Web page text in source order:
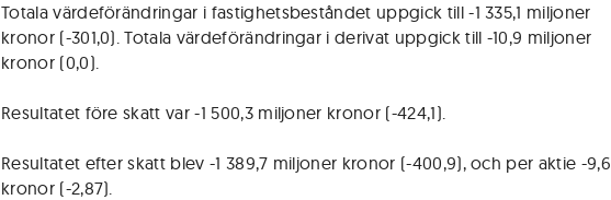
Totala värdeförändringar i fastighetsbeståndet uppgick till -1 335,1 miljoner
kronor (-301,0). Totala värdeförändringar i derivat uppgick till -10,9 miljoner
kronor (0,0).
Resultatet före skatt var -1 500,3 miljoner kronor (-424,1).
Resultatet efter skatt blev -1 389,7 miljoner kronor (-400,9), och per aktie -
kronor (-2,87).